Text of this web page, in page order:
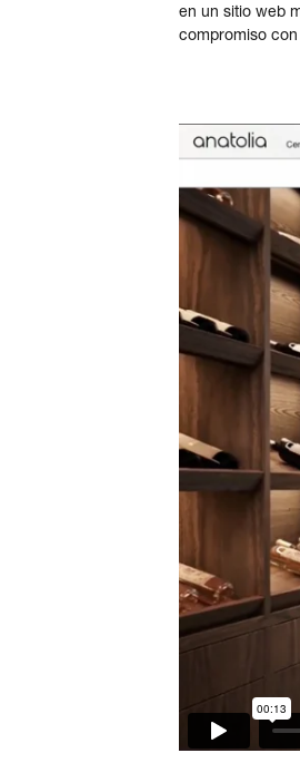
en un sitio web
compromiso